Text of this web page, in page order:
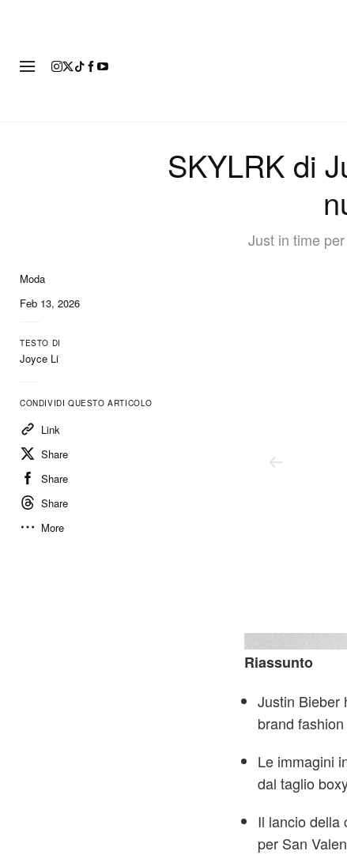
SKYLRK di
Just in time
Moda
Feb 13, 2026
TESTO DI
Joyce Li
CONDIVIDI QUESTO ARTICOLO
Link
Share
Share
Share
More
Riassunto
Justin Bieber
brand
Le immagini
dal taglio
Il lancio della
per San